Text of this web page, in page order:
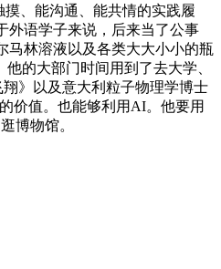
、能沟通、能共情的实践履
外语学子来说，后来当了公事
马林溶液以及各类大大小小的瓶
的大部门时间用到了去大学、
》以及意大利粒子物理学博士
价值。也能够利用AI。他要用
博物馆。